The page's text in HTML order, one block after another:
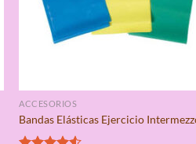
ACCESORIOS
Bandas Elásticas Ejercicio